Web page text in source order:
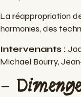
La réappropriation
harmonies, des
Intervenants :
Michael Bourry,
–